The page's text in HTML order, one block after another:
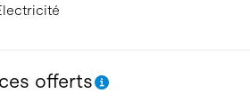
offerts